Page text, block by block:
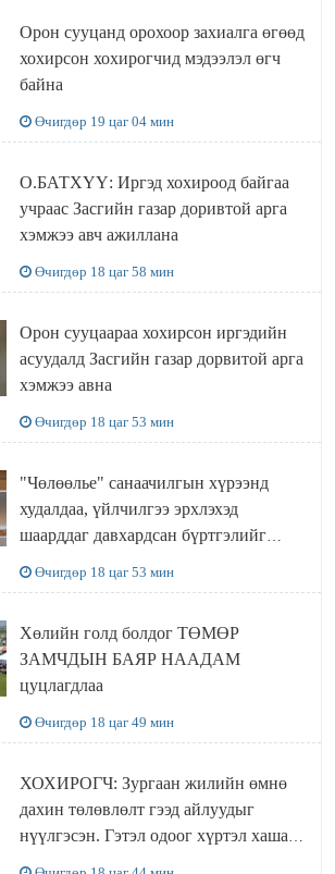
Орон сууцанд орохоор захиалга өгөөд
хохирсон хохирогчид мэдээлэл өгч
байна
Өчигдөр 19 цаг 04 мин
О.БАТХҮҮ: Иргэд хохироод байгаа
учраас Засгийн газар доривтой арга
хэмжээ авч ажиллана
Өчигдөр 18 цаг 58 мин
Орон сууцаараа хохирсон иргэдийн
асуудалд Засгийн газар дорвитой арга
хэмжээ авна
Өчигдөр 18 цаг 53 мин
"Чөлөөлье" санаачилгын хүрээнд
худалдаа, үйлчилгээ эрхлэхэд
шаарддаг давхардсан бүртгэлийг
Өчигдөр 18 цаг 53 мин
Хөлийн голд болдог ТӨМӨР
ЗАМЧДЫН БАЯР НААДАМ
цуцлагдлаа
Өчигдөр 18 цаг 49 мин
ХОХИРОГЧ: Зургаан жилийн өмнө
дахин төлөвлөлт гээд айлуудыг
нүүлгэсэн. Гэтэл одоог хүртэл хашаа